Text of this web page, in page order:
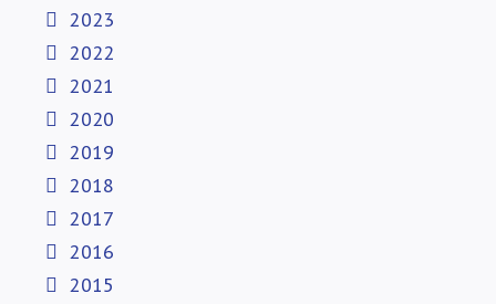
2023
2022
2021
2020
2019
2018
2017
2016
2015